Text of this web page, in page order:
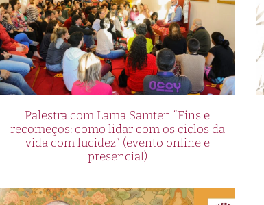
Palestra com Lama Samten “Fins e
recomeços: como lidar com os ciclos da
vida com lucidez” (evento online e
presencial)